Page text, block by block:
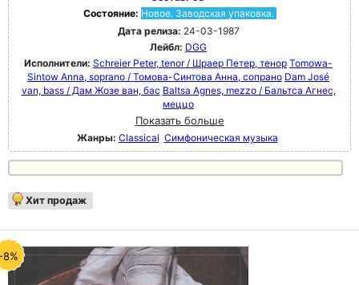
Состояние: Новое. Заводская упаковка.
Дата релиза: 24-03-1987
Лейбл: DGG
Исполнители: Schreier Peter, tenor / Шраер Петер, тенор Tomowa-
Sintow Anna, soprano / Томова-Синтова Анна, сопрано Dam José
van, bass / Дам Жозе ван, бас Baltsa Agnes, mezzo / Бальтса Агнес,
меццо
Показать больше
Жанры: Classical Симфоническая музыка
Хит продаж
8%